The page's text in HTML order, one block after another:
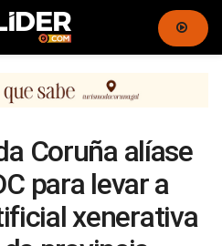
Coruña alíase
para levar a
xenerativa